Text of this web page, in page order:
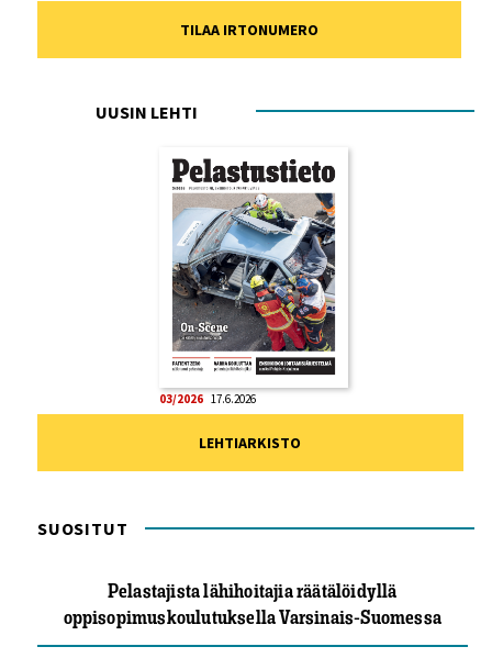
TILAA IRTONUMERO
UUSIN LEHTI
03/2026 17.6.2026
LEHTIARKISTO
SUOSITUT
Pelastajista lähihoitajia räätälöidyllä
oppisopimuskoulutuksella Varsinais-Suomessa